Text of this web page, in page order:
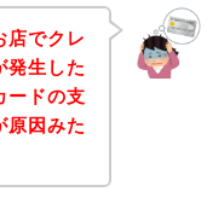
店でクレ
発生した
ードの支
原因みた